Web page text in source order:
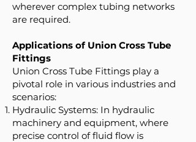
wherever complex tubing networks
are required.
Applications of Union Cross Tube
Fittings
Union Cross Tube Fittings play a
pivotal role in various industries and
scenarios:
Hydraulic Systems: In hydraulic
machinery and equipment, where
precise control of fluid flow is